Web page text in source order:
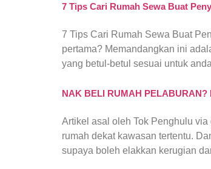
7 Tips Cari Rumah Sewa Buat
7 Tips Cari Rumah Sewa Buat
pertama? Memandangkan ini
yang betul-betul sesuai untuk
NAK BELI RUMAH PELABURAN?
Artikel asal oleh Tok Penghulu
rumah dekat kawasan tertentu.
supaya boleh elakkan kerugian